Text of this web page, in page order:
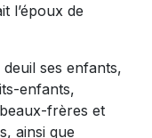
l’époux de
ses enfants,
enfants,
frères et
ainsi que